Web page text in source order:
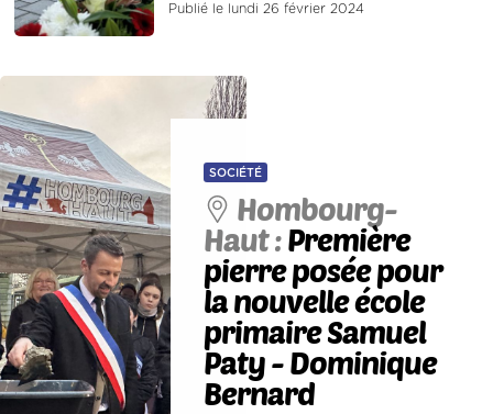
Publié le lundi 26 février 2024
SOCIÉTÉ
Hombourg-
Haut :Première
pierre posée pour
la nouvelle école
primaire Samuel
Paty - Dominique
Bernard